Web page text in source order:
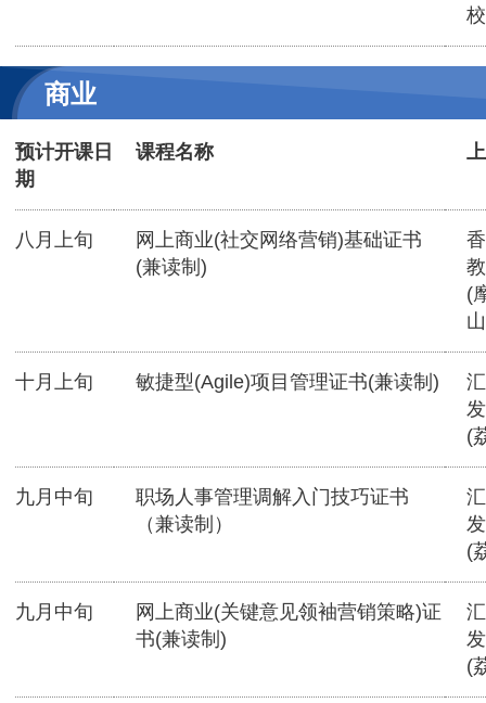
商业
预计开课日
期
课程名称
八月上旬
网上商业(社交网络营销)基础证书
(兼读制)
(
十月上旬 敏捷型(Agile)项目管理证书(兼读制)
(
九月中旬
职场人事管理调解入门技巧证书
（兼读制）
(
九月中旬
网上商业(关键意见领袖营销策略)证
书(兼读制)
(